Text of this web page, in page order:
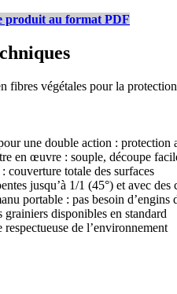
produit au format PDF
fibres végétales pour la
une double action : protection
en œuvre : souple, découpe
totale des surfaces
jusqu’à 1/1 (45°) et avec des
portable : pas besoin d’engins
disponibles en standard
de l’environnement